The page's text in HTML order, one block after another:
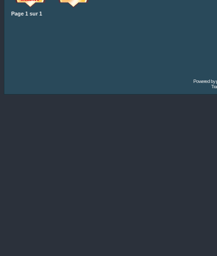
Page 1 sur 1
Powered by